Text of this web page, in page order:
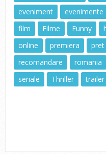
eveniment
evenimente
film
Filme Funny
online
premiera pret
recomandare
romania
seriale
Thriller trailer